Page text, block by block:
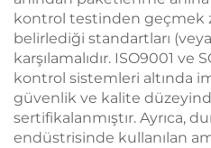
kontrol testinden geçmek
belirlediği standartları
karşılamalıdır. ISO9001 ve
kontrol sistemleri altında
güvenlik ve kalite
sertifikalanmıştır. Ayrıca,
endüstrisinde kullanılan